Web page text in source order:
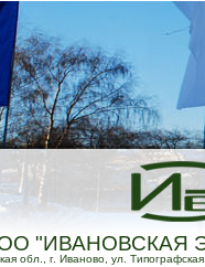
"ИВАНОВСКАЯ
обл., г. Иваново, ул.